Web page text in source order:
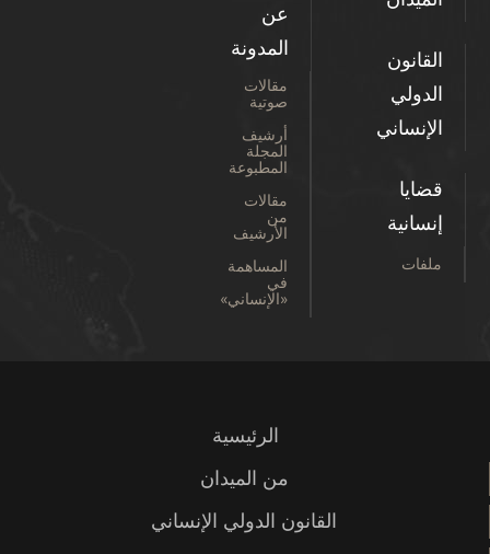
القانون
الدولي
الإنساني
قضايا
إنسانية
ملفات
عن
المدونة
مقالات
صوتية
أرشيف
المجلة
المطبوعة
مقالات
من
الأرشيف
المساهمة
في
«الإنساني»
الرئيسية
من الميدان
القانون الدولي الإنساني